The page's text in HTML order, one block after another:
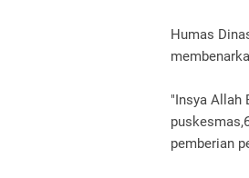
Humas
"Insya Allah
pemberian